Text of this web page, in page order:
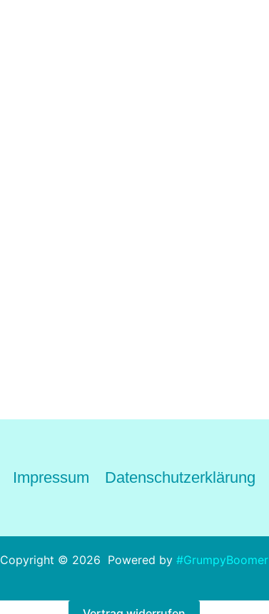
Impressum Datenschutzerklärung
Copyright © 2026 Powered by #GrumpyBoomer